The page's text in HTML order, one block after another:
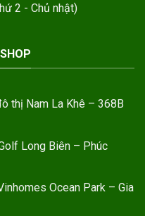
2 - Chủ nhật)
thị Nam La Khê – 368B
Long Biên – Phúc
Ocean Park – Gia